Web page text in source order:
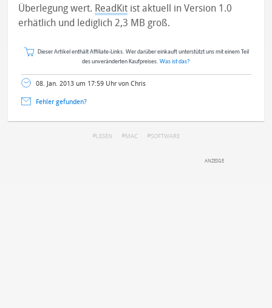
Überlegung wert. ReadKit ist aktuell in Version 1.0
erhätlich und lediglich 2,3 MB groß.
Dieser Artikel enthält Affiliate-Links. Wer darüber einkauft unterstützt uns mit einem Teil
des unveränderten Kaufpreises. Was ist das?
08. Jan. 2013 um 17:59 Uhr von Chris
Fehler gefunden?
LESEN MAC SOFTWARE